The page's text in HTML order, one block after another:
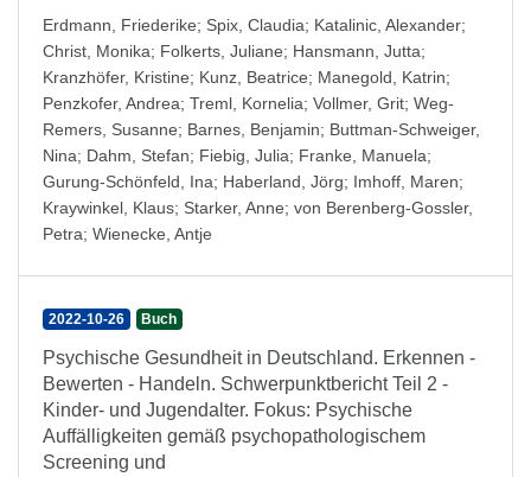
Erdmann, Friederike; Spix, Claudia; Katalinic, Alexander;
Christ, Monika; Folkerts, Juliane; Hansmann, Jutta;
Kranzhöfer, Kristine; Kunz, Beatrice; Manegold, Katrin;
Penzkofer, Andrea; Treml, Kornelia; Vollmer, Grit; Weg-
Remers, Susanne; Barnes, Benjamin; Buttman-Schweiger,
Nina; Dahm, Stefan; Fiebig, Julia; Franke, Manuela;
Gurung-Schönfeld, Ina; Haberland, Jörg; Imhoff, Maren;
Kraywinkel, Klaus; Starker, Anne; von Berenberg-Gossler,
Petra; Wienecke, Antje
2022-10-26 Buch
Psychische Gesundheit in Deutschland. Erkennen -
Bewerten - Handeln. Schwerpunktbericht Teil 2 -
Kinder- und Jugendalter. Fokus: Psychische
Auffälligkeiten gemäß psychopathologischem
Screening und